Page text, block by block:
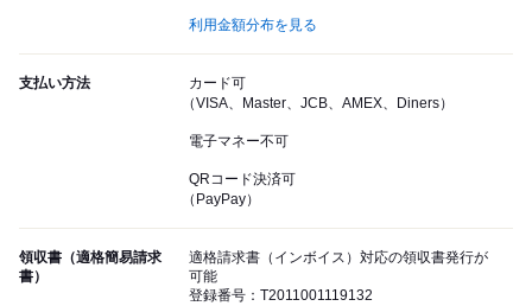
利用金額分布を見る
支払い方法
カード可
（VISA、Master、JCB、AMEX、Diners）
電子マネー不可
QRコード決済可
（PayPay）
領収書（適格簡易請求
書）
適格請求書（インボイス）対応の領収書発行が
可能
登録番号：T2011001119132